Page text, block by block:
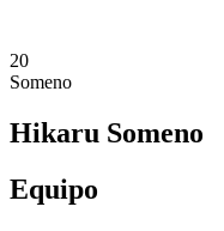
20
Someno
Hikaru Someno
Equipo